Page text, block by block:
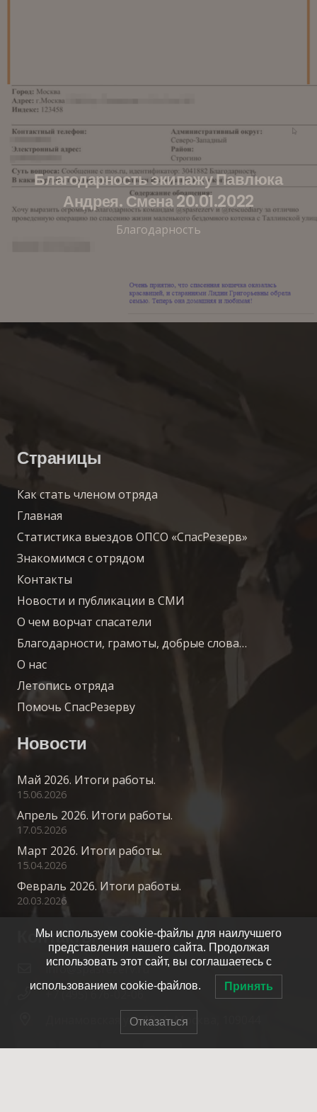
Благодарность экипажу Павлюка
Андрея. Смена 20.01.2022
Благодарность
Страницы
Как стать членом отряда
Главная
Статистика выездов ОПСО «СпасРезерв»
Знакомимся с отрядом
Контакты
Новости и публикации в СМИ
О чем ворчат спасатели
Благодарности, грамоты, добрые слова…
О нас
Летопись отряда
Помочь СпасРезерву
Новости
Май 2026. Итоги работы.
15.06.2026
Апрель 2026. Итоги работы.
17.05.2026
Март 2026. Итоги работы.
15.04.2026
Февраль 2026. Итоги работы.
20.03.2026
Контакты
info@spasrezerv.ru
+7 (495) 676-02-06
Динамовская ул., 10к1, Москва, 109044
Мы используем cookie-файлы для наилучшего
представления нашего сайта. Продолжая
использовать этот сайт, вы соглашаетесь с
использованием cookie-файлов. Принять
Отказаться